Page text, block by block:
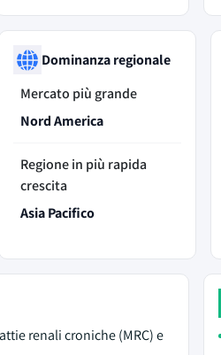
Dominanza regionale
Mercato più grande
Nord America
Regione in più rapida
crescita
Asia Pacifico
renali croniche (MRC) e